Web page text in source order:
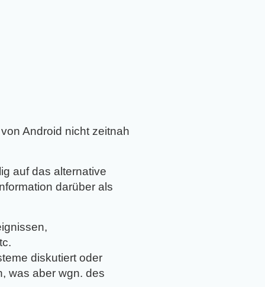
Android nicht zeitnah
auf das alternative
darüber als
diskutiert oder
was aber wgn. des